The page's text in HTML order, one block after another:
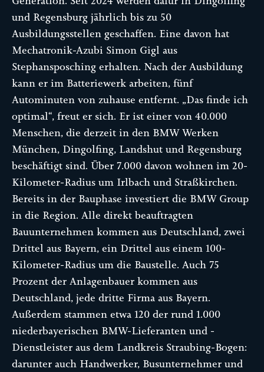
und Regensburg jährlich bis zu 50
Ausbildungsstellen geschaffen. Eine davon hat
Mechatronik-Azubi Simon Gigl aus
Stephansposching erhalten. Nach der Ausbildung
kann er im Batteriewerk arbeiten, fünf
Autominuten von zuhause entfernt. „Das finde ich
optimal“, freut er sich. Er ist einer von 40.000
Menschen, die derzeit in den BMW Werken
München, Dingolfing, Landshut und Regensburg
beschäftigt sind. Über 7.000 davon wohnen im 20-
Kilometer-Radius um Irlbach und Straßkirchen.
Bereits in der Bauphase investiert die BMW Group
in die Region. Alle direkt beauftragten
Bauunternehmen kommen aus Deutschland, zwei
Drittel aus Bayern, ein Drittel aus einem 100-
Kilometer-Radius um die Baustelle. Auch 75
Prozent der Anlagenbauer kommen aus
Deutschland, jede dritte Firma aus Bayern.
Außerdem stammen etwa 120 der rund 1.000
niederbayerischen BMW-Lieferanten und -
Dienstleister aus dem Landkreis Straubing-Bogen:
darunter auch Handwerker, Busunternehmer und